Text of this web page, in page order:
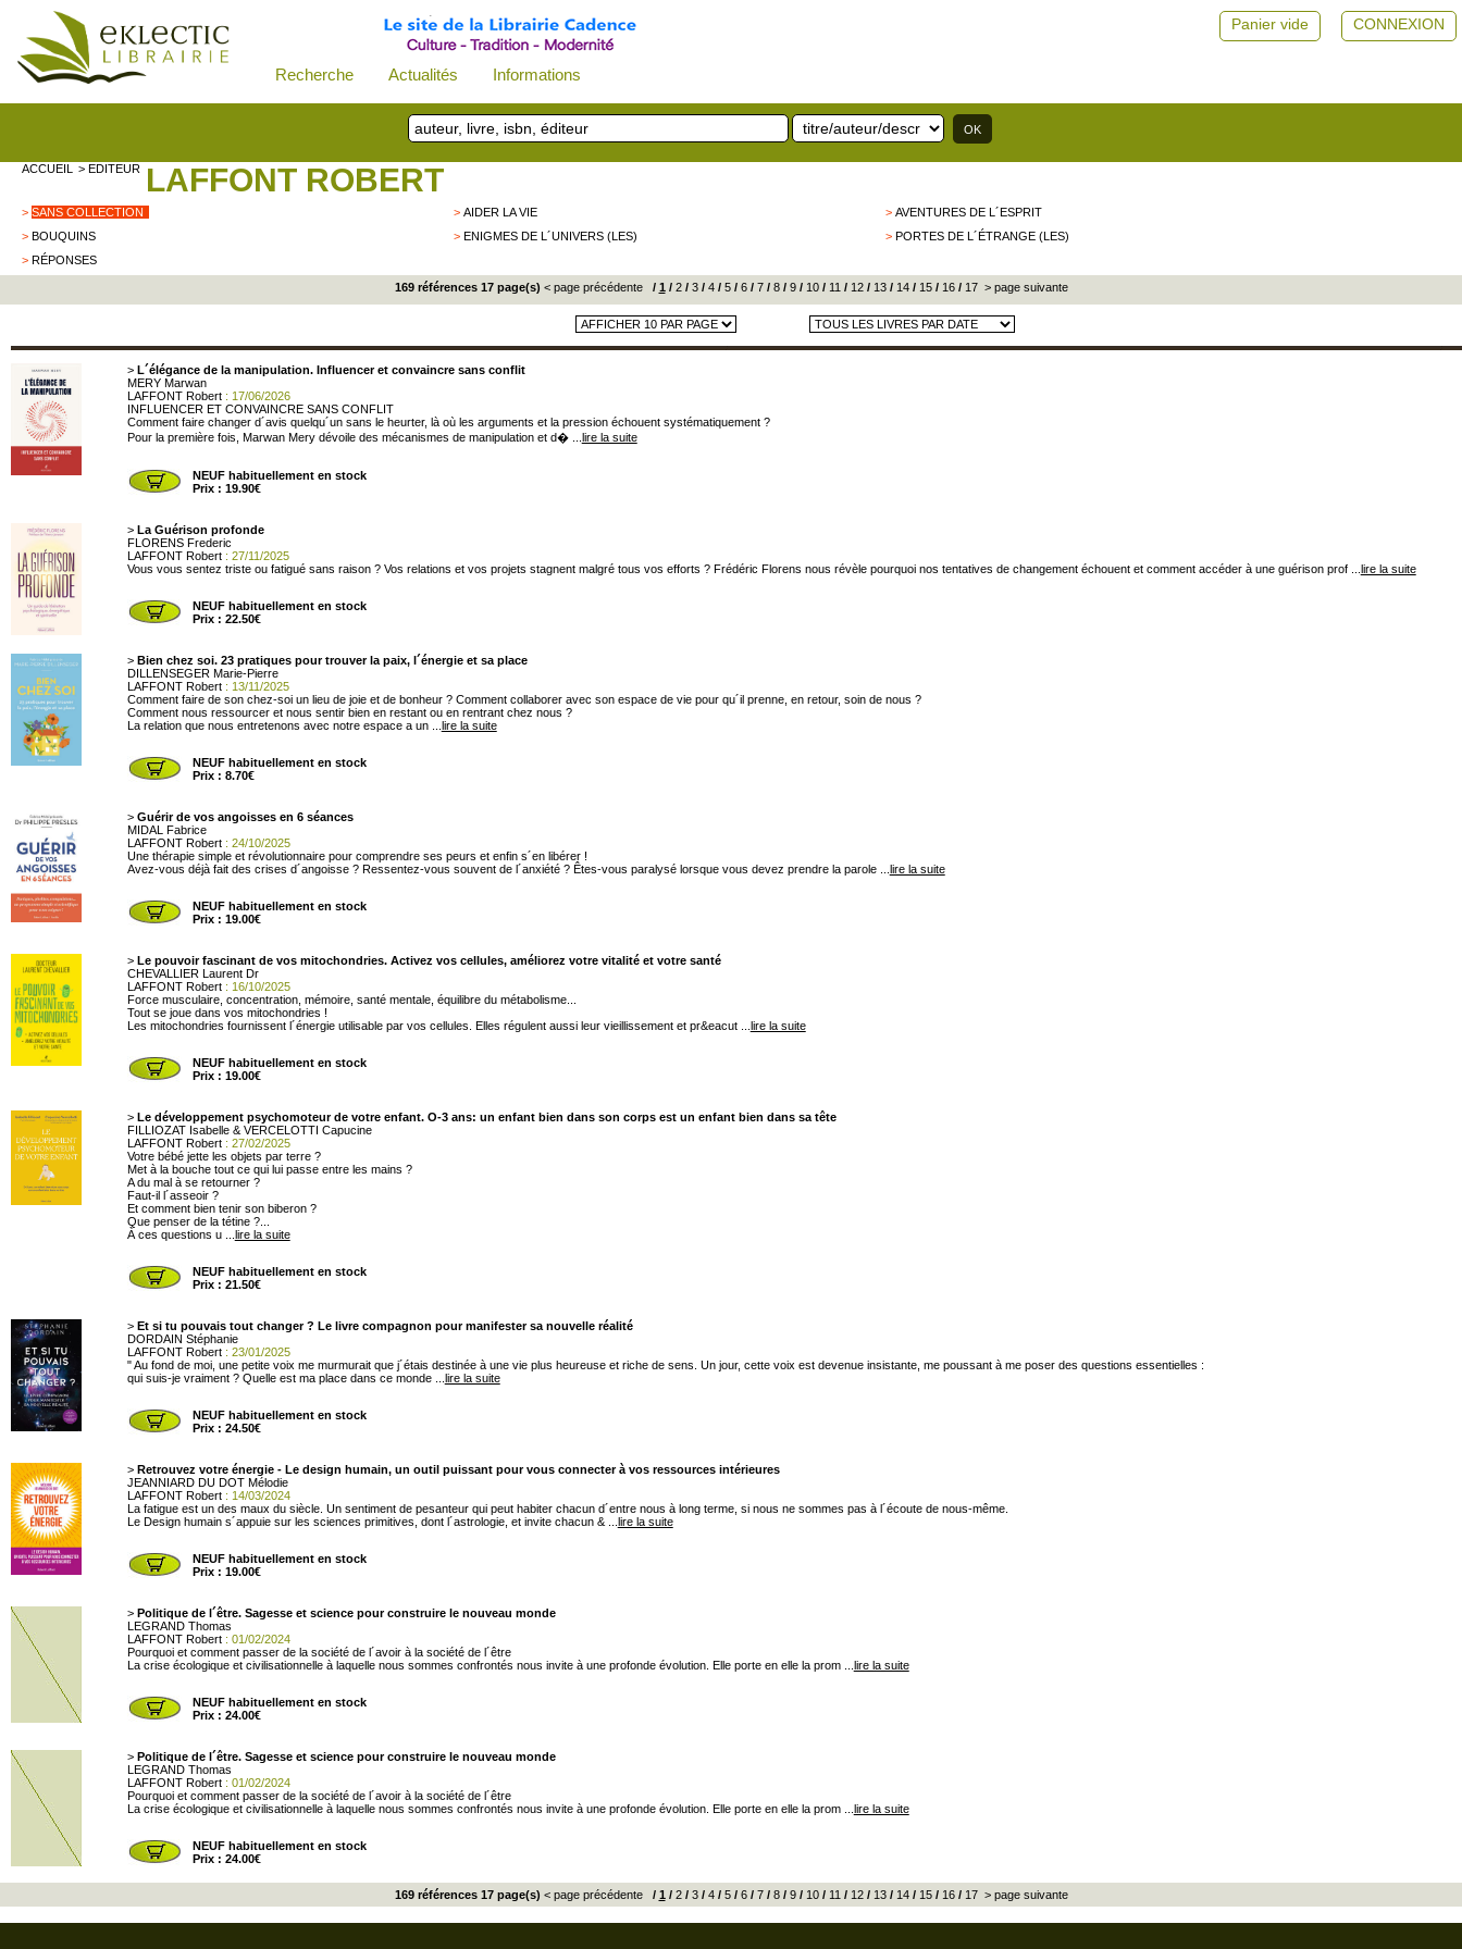
Recherche Actualités Informations
CONNEXION
Panier vide
ACCUEIL > EDITEUR LAFFONT ROBERT
> SANS COLLECTION >AIDER LA VIE >AVENTURES DE L´ESPRIT
> BOUQUINS >ENIGMES DE L´UNIVERS (LES) >PORTES DE L´ÉTRANGE (LES)
> RÉPONSES
169 références 17 page(s) < page précédente/ 1 /2/3/4/5/6/7/8/9/10/11 /12/13/14/15/16/17 > page suivante
> L´élégance de la manipulation. Influencer et convaincre sans conflit
MERY Marwan
LAFFONT Robert: 17/06/2026
INFLUENCER ET CONVAINCRE SANS CONFLIT
Comment faire changer d´avis quelqu´un sans le heurter, là où les arguments et la pression échouent systématiquement ?
Pour la première fois, Marwan Mery dévoile des mécanismes de manipulation et d� ... lire la suite
NEUF habituellement en stock
Prix : 19.90€
> La Guérison profonde
FLORENS Frederic
LAFFONT Robert: 27/11/2025
Vous vous sentez triste ou fatigué sans raison ? Vos relations et vos projets stagnent malgré tous vos efforts ? Frédéric Florens nous révèle pourquoi nos tentatives de changement échouent et comment accéder à une guérison prof ... lire la suite
NEUF habituellement en stock
Prix : 22.50€
> Bien chez soi. 23 pratiques pour trouver la paix, l´énergie et sa place
DILLENSEGER Marie-Pierre
LAFFONT Robert: 13/11/2025
Comment faire de son chez-soi un lieu de joie et de bonheur ? Comment collaborer avec son espace de vie pour qu´il prenne, en retour, soin de nous ?
Comment nous ressourcer et nous sentir bien en restant ou en rentrant chez nous ?
La relation que nous entretenons avec notre espace a un ... lire la suite
NEUF habituellement en stock
Prix : 8.70€
> Guérir de vos angoisses en 6 séances
MIDAL Fabrice
LAFFONT Robert: 24/10/2025
Une thérapie simple et révolutionnaire pour comprendre ses peurs et enfin s´en libérer !
Avez-vous déjà fait des crises d´angoisse ? Ressentez-vous souvent de l´anxiété ? Êtes-vous paralysé lorsque vous devez prendre la parole ... lire la suite
NEUF habituellement en stock
Prix : 19.00€
> Le pouvoir fascinant de vos mitochondries. Activez vos cellules, améliorez votre vitalité et votre santé
CHEVALLIER Laurent Dr
LAFFONT Robert: 16/10/2025
Force musculaire, concentration, mémoire, santé mentale, équilibre du métabolisme...
Tout se joue dans vos mitochondries !
Les mitochondries fournissent l´énergie utilisable par vos cellules. Elles régulent aussi leur vieillissement et pr&eacut ... lire la suite
NEUF habituellement en stock
Prix : 19.00€
> Le développement psychomoteur de votre enfant. O-3 ans: un enfant bien dans son corps est un enfant bien dans sa tête
FILLIOZAT Isabelle & VERCELOTTI Capucine
LAFFONT Robert: 27/02/2025
Votre bébé jette les objets par terre ?
Met à la bouche tout ce qui lui passe entre les mains ?
A du mal à se retourner ?
Faut-il l´asseoir ?
Et comment bien tenir son biberon ?
Que penser de la tétine ?...
À ces questions u ... lire la suite
NEUF habituellement en stock
Prix : 21.50€
> Et si tu pouvais tout changer ? Le livre compagnon pour manifester sa nouvelle réalité
DORDAIN Stéphanie
LAFFONT Robert: 23/01/2025
" Au fond de moi, une petite voix me murmurait que j´étais destinée à une vie plus heureuse et riche de sens. Un jour, cette voix est devenue insistante, me poussant à me poser des questions essentielles :
qui suis-je vraiment ? Quelle est ma place dans ce monde ... lire la suite
NEUF habituellement en stock
Prix : 24.50€
> Retrouvez votre énergie - Le design humain, un outil puissant pour vous connecter à vos ressources intérieures
JEANNIARD DU DOT Mélodie
LAFFONT Robert: 14/03/2024
La fatigue est un des maux du siècle. Un sentiment de pesanteur qui peut habiter chacun d´entre nous à long terme, si nous ne sommes pas à l´écoute de nous-même.
Le Design humain s´appuie sur les sciences primitives, dont l´astrologie, et invite chacun & ... lire la suite
NEUF habituellement en stock
Prix : 19.00€
> Politique de l´être. Sagesse et science pour construire le nouveau monde
LEGRAND Thomas
LAFFONT Robert: 01/02/2024
Pourquoi et comment passer de la société de l´avoir à la société de l´être
La crise écologique et civilisationnelle à laquelle nous sommes confrontés nous invite à une profonde évolution. Elle porte en elle la prom ... lire la suite
NEUF habituellement en stock
Prix : 24.00€
> Politique de l´être. Sagesse et science pour construire le nouveau monde
LEGRAND Thomas
LAFFONT Robert: 01/02/2024
Pourquoi et comment passer de la société de l´avoir à la société de l´être
La crise écologique et civilisationnelle à laquelle nous sommes confrontés nous invite à une profonde évolution. Elle porte en elle la prom ... lire la suite
NEUF habituellement en stock
Prix : 24.00€
169 références 17 page(s) < page précédente/ 1 /2/3/4/5/6/7/8/9/10/11 /12/13/14/15/16/17 > page suivante